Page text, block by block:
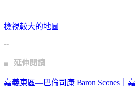
檢視較大的地圖
--
▖ 延伸閱讀
嘉義東區—巴倫司康 Baron Scones｜